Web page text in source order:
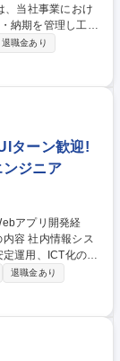
納期を管理し工事
理する要領を理
実行管理する部隊
戦略に紐づいた人
ライチェーンの構
門における企画推進
退職金あり
ターン歓迎!
ジニア
運用、ICT化の推
として、従業員の
のIT
よび運用や改善業
ムなど) ■全社的
業務システム全般
業を進める仲間と
退職金あり